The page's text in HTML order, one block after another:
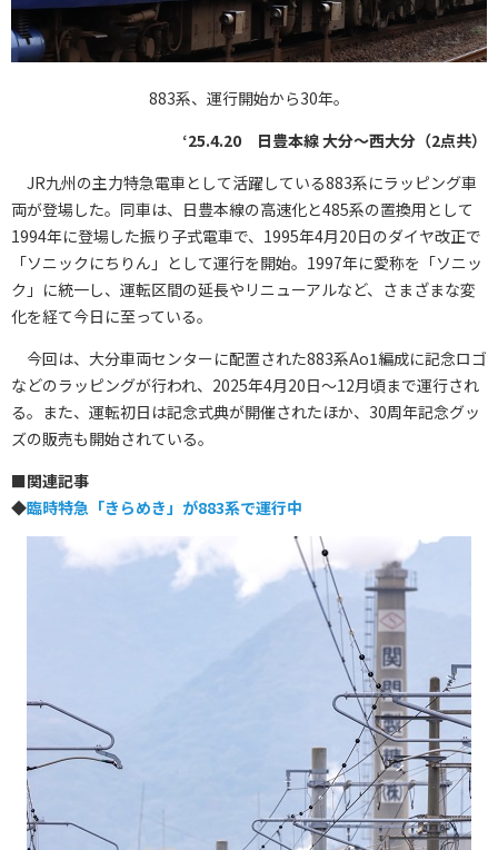
883系、運行開始から30年。
‘25.4.20 日豊本線 大分〜西大分（2点共）
JR九州の主力特急電車として活躍している883系にラッピング車
両が登場した。同車は、日豊本線の高速化と485系の置換用として
1994年に登場した振り子式電車で、1995年4月20日のダイヤ改正で
「ソニックにちりん」として運行を開始。1997年に愛称を「ソニッ
ク」に統一し、運転区間の延長やリニューアルなど、さまざまな変
化を経て今日に至っている。
今回は、大分車両センターに配置された883系Ao1編成に記念ロゴ
などのラッピングが行われ、2025年4月20日～12月頃まで運行され
る。また、運転初日は記念式典が開催されたほか、30周年記念グッ
ズの販売も開始されている。
■関連記事
◆臨時特急「きらめき」が883系で運行中